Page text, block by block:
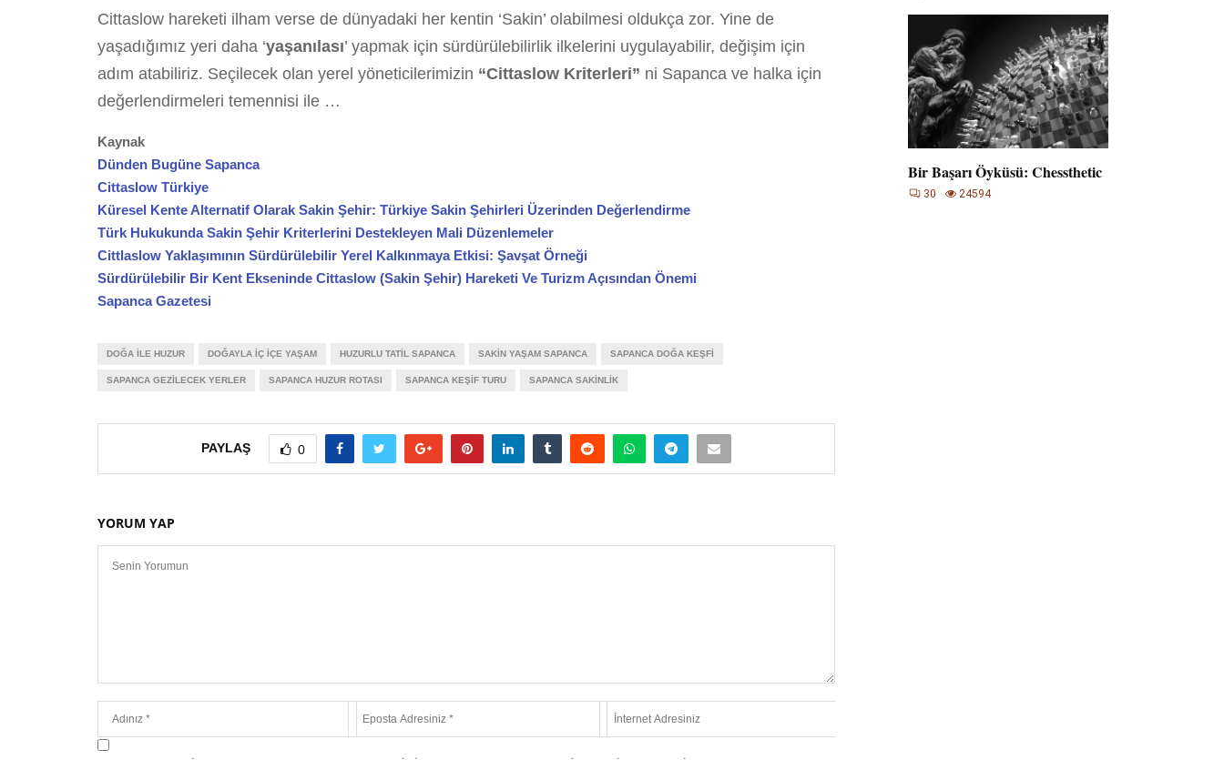
Cittaslow hareketi ilham verse de dünyadaki her kentin ‘Sakin’ olabilmesi oldukça zor. Yine de
yaşadığımız yeri daha ‘yaşanılası’ yapmak için sürdürülebilirlik ilkelerini uygulayabilir, değişim için
adım atabiliriz. Seçilecek olan yerel yöneticilerimizin “Cittaslow Kriterleri” ni Sapanca ve halka için
değerlendirmeleri temennisi ile …
Kaynak
Dünden Bugüne Sapanca
Cittaslow Türkiye
Küresel Kente Alternatif Olarak Sakin Şehir: Türkiye Sakin Şehirleri Üzerinden Değerlendirme
Türk Hukukunda Sakin Şehir Kriterlerini Destekleyen Mali Düzenlemeler
Cittlaslow Yaklaşımının Sürdürülebilir Yerel Kalkınmaya Etkisi: Şavşat Örneği
Sürdürülebilir Bir Kent Ekseninde Cittaslow (Sakin Şehir) Hareketi Ve Turizm Açısından Önemi
Sapanca Gazetesi
DOĞA ILE HUZUR DOĞAYLA IÇ IÇE YAŞAM HUZURLU TATIL SAPANCA SAKIN YAŞAM SAPANCA SAPANCA DOĞA KEŞFI
SAPANCA GEZILECEK YERLER SAPANCA HUZUR ROTASI SAPANCA KEŞIF TURU SAPANCA SAKINLIK
PAYLAŞ 0
YORUM YAP
Bir Başarı Öyküsü: Chessthetic
30 24594